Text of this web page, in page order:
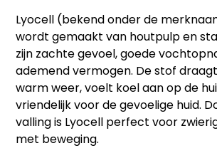
Lyocell (bekend onder de
wordt gemaakt van houtpulp en
zijn zachte gevoel, goede
ademend vermogen. De stof
warm weer, voelt koel aan op de
vriendelijk voor de gevoelige huid.
valling is Lyocell perfect voor
met beweging.